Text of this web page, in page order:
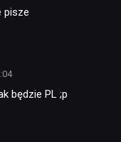
pisze
będzie PL ;p